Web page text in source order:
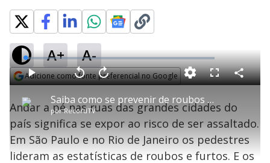
A+ A-
Adicione como fonte preferencial no Google
P
l
Saiba como se prevenir de roubos e furtos ao andar a pé nas ruas
porRecordTV
P V
t
a
r
0
n
d
A
n
ç
a
1
s
e
u
n
L
o
a
d
e
:
1
.
8
1
%
F
s
c
e
n
C
o
i
l
a
Andar a pé nas ruas das grandes cidades do
país significa se expor ao risco de ser assaltado.
Em São Paulo e no Rio de Janeiro os pedestres
lideram as estatísticas de roubos e furtos. E os